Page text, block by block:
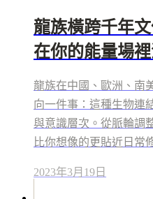
龍族橫跨千年
在你的能量場
龍族在中國、歐洲、南
向一件事：這種生物連
與意識層次。從脈輪調
比你想像的更貼近日常
2023年3月19日